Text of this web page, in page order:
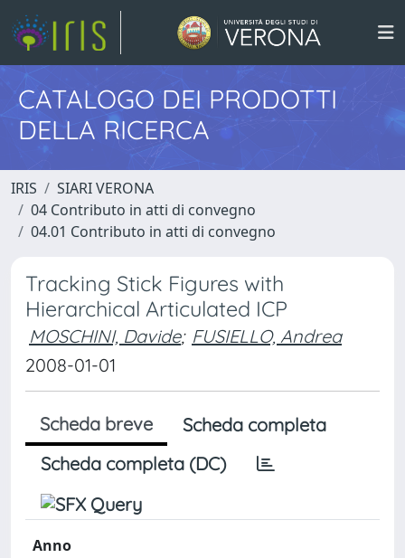
CATALOGO DEI PRODOTTI
DELLA RICERCA
IRIS
SIARI VERONA
04 Contributo in atti di convegno
04.01 Contributo in atti di convegno
Tracking Stick Figures with
Hierarchical Articulated ICP
MOSCHINI, Davide; FUSIELLO, Andrea
2008-01-01
Scheda breve
Scheda completa
Scheda completa (DC)
Anno